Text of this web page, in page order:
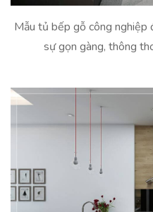
Mẫu tủ bếp gỗ công nghiệp
sự gọn gàng, thông